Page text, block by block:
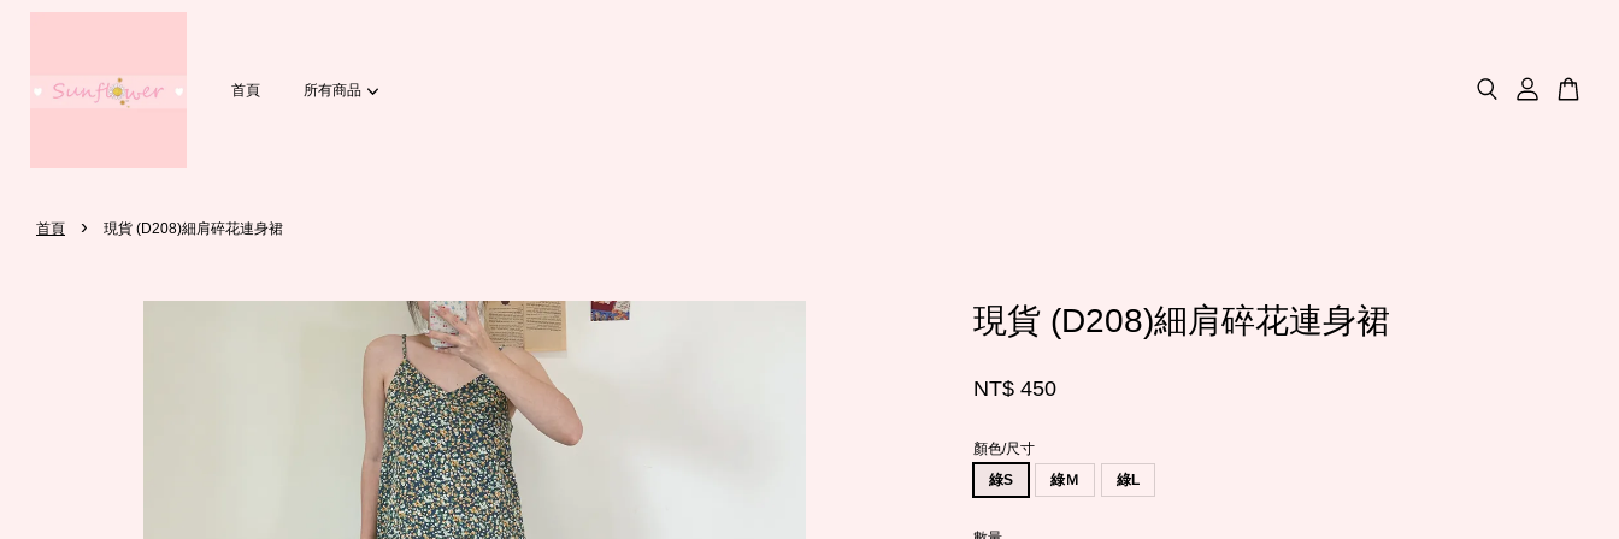
首頁 所有商品
首頁 › 現貨 (D208)細肩碎花連身裙
現貨 (D208)細肩碎花連身裙
NT$ 450
顏色/尺寸
綠S
綠Ｍ 綠L